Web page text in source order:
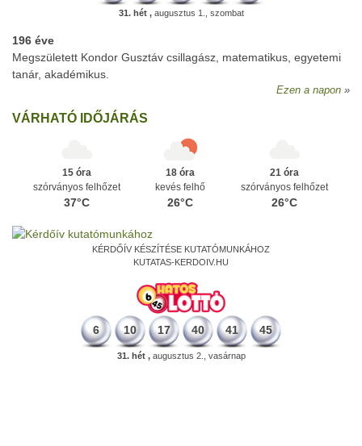
31. hét ,augusztus 1., szombat
196 éve
Megszületett Kondor Gusztáv csillagász, matematikus, egyetemi
tanár, akadémikus.
Ezen a napon
VÁRHATÓ IDŐJÁRÁS
15 óra
szórványos felhőzet
37°C
18 óra
kevés felhő
26°C
21 óra
szórványos felhőzet
26°C
KÉRDŐÍV KÉSZÍTÉSE KUTATÓMUNKÁHOZ
KUTATAS-KERDOIV.HU
6 10 17 40 41 45
31. hét ,augusztus 2., vasárnap